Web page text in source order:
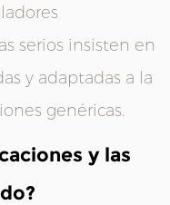
serios insisten en
y adaptadas a la
genéricas.
y las